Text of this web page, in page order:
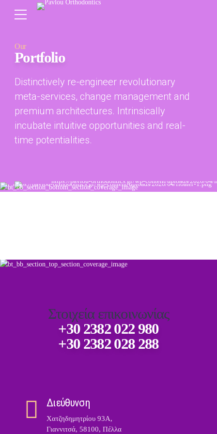
Our
Portfolio
Distinctively re-engineer revolutionary
meta-services, change management and
premium architectures. Intrinsically
incubate intuitive opportunities and real-
time potentialities.
Στοιχεία επικοινωνίας
+30 2382 022 980
+30 2382 028 288
Διεύθυνση
Χατζηδημητρίου 93Α,
Γιαννιτσά, 58100, Πέλλα